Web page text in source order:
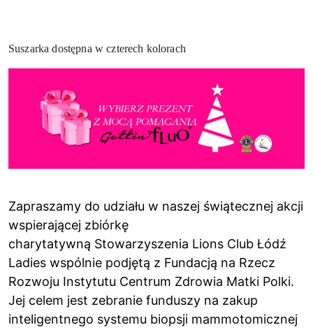
Suszarka dostępna w czterech kolorach
Zapraszamy do udziału w naszej świątecznej akcji
wspierającej zbiórkę
charytatywną Stowarzyszenia Lions Club Łódź
Ladies wspólnie podjętą z Fundacją na Rzecz
Rozwoju Instytutu Centrum Zdrowia Matki Polki.
Jej celem jest zebranie funduszy na zakup
inteligentnego systemu biopsji mammotomicznej